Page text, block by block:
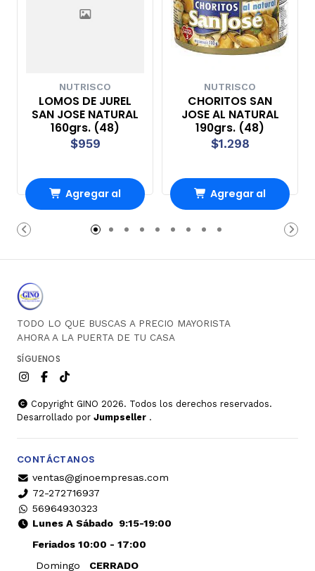
NUTRISCO
LOMOS DE JUREL
SAN JOSE NATURAL
160grs. (48)
$959
Agregar al
Carro
NUTRISCO
CHORITOS SAN
JOSE AL NATURAL
190grs. (48)
$1.298
Agregar al
Carro
TODO LO QUE BUSCAS A PRECIO MAYORISTA
AHORA A LA PUERTA DE TU CASA
SÍGUENOS
Copyright GINO 2026. Todos los derechos reservados.
Desarrollado por Jumpseller .
CONTÁCTANOS
ventas@ginoempresas.com
72-272716937
56964930323
Lunes A Sábado9:15-19:00
Feriados 10:00 - 17:00
Domingo
CERRADO